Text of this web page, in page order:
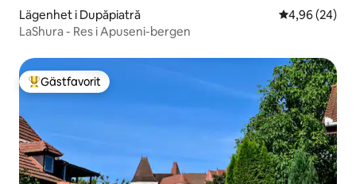
Lägenhet i Dupăpiatră 4,96 av 5 i
4,96 (24)
LaShura - Res i Apuseni-bergen
Populär gästfavorit
Gästfavorit